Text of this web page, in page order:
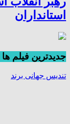
استانداران
جديدترين فیلم ها
تندیس جهانی برند